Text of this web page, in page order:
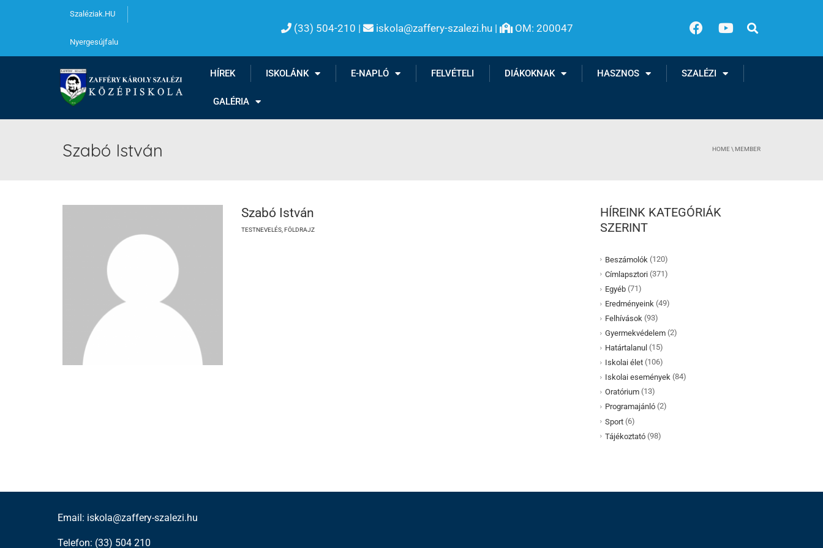
Szaléziak.HU
Nyergesújfalu
(33) 504-210 | iskola@zaffery-szalezi.hu | OM: 200047
HÍREK ISKOLÁNK E-NAPLÓ FELVÉTELI DIÁKOKNAK HASZNOS SZALÉZI
GALÉRIA
Szabó István HOME\MEMBER
Szabó István
TESTNEVELÉS, FÖLDRAJZ
HÍREINK KATEGÓRIÁK
SZERINT
Beszámolók (120)
Címlapsztori(371)
Egyéb(71)
Eredményeink (49)
Felhívások (93)
Gyermekvédelem(2)
Határtalanul(15)
Iskolai élet(106)
Iskolai események (84)
Oratórium(13)
Programajánló(2)
Sport(6)
Tájékoztató(98)
Email: iskola@zaffery-szalezi.hu
Telefon: (33) 504 210